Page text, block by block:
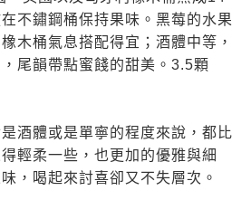
不鏽鋼桶保持果味。黑莓的水果
木桶氣息搭配得宜；酒體中等，
尾韻帶點蜜餞的甜美。3.5顆
酒體或是單寧的程度來說，都比
輕柔一些，也更加的優雅與細
，喝起來討喜卻又不失層次。